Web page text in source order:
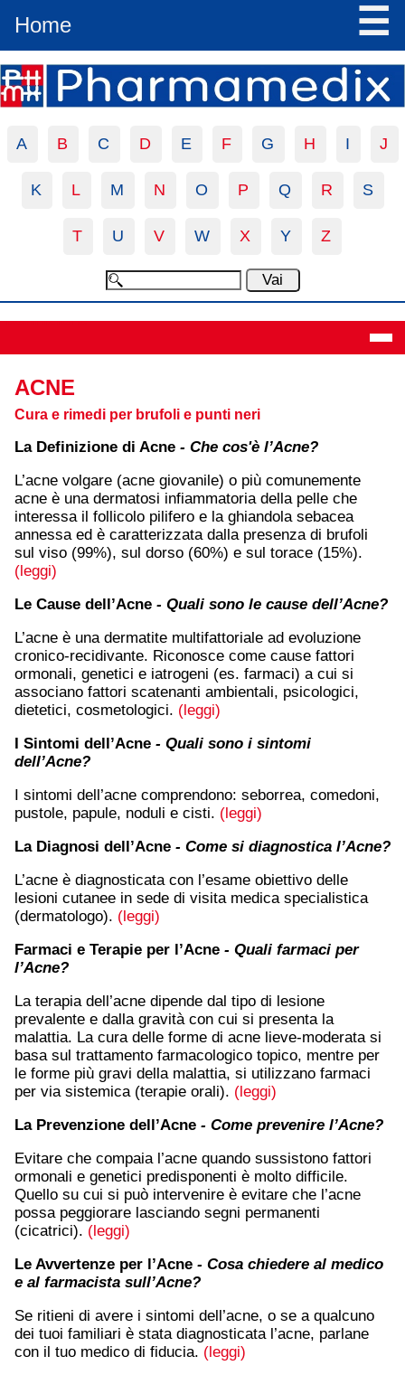
Home ☰
A B C D E F G H I J
K L M N O P Q R S
T U V W X Y Z
Definizione
ACNE
Cura e rimedi per brufoli e punti neri
La Definizione di Acne - Che cos'è l’Acne?
L’acne volgare (acne giovanile) o più comunemente
acne è una dermatosi infiammatoria della pelle che
interessa il follicolo pilifero e la ghiandola sebacea
annessa ed è caratterizzata dalla presenza di brufoli
sul viso (99%), sul dorso (60%) e sul torace (15%).
(leggi)
Le Cause dell’Acne - Quali sono le cause dell’Acne?
L’acne è una dermatite multifattoriale ad evoluzione
cronico-recidivante. Riconosce come cause fattori
ormonali, genetici e iatrogeni (es. farmaci) a cui si
associano fattori scatenanti ambientali, psicologici,
dietetici, cosmetologici. (leggi)
I Sintomi dell’Acne - Quali sono i sintomi
dell’Acne?
I sintomi dell’acne comprendono: seborrea, comedoni,
pustole, papule, noduli e cisti. (leggi)
La Diagnosi dell’Acne - Come si diagnostica l’Acne?
L’acne è diagnosticata con l’esame obiettivo delle
lesioni cutanee in sede di visita medica specialistica
(dermatologo). (leggi)
Farmaci e Terapie per l’Acne - Quali farmaci per
l’Acne?
La terapia dell’acne dipende dal tipo di lesione
prevalente e dalla gravità con cui si presenta la
malattia. La cura delle forme di acne lieve-moderata si
basa sul trattamento farmacologico topico, mentre per
le forme più gravi della malattia, si utilizzano farmaci
per via sistemica (terapie orali). (leggi)
La Prevenzione dell’Acne - Come prevenire l’Acne?
Evitare che compaia l’acne quando sussistono fattori
ormonali e genetici predisponenti è molto difficile.
Quello su cui si può intervenire è evitare che l’acne
possa peggiorare lasciando segni permanenti
(cicatrici). (leggi)
Le Avvertenze per l’Acne - Cosa chiedere al medico
e al farmacista sull’Acne?
Se ritieni di avere i sintomi dell’acne, o se a qualcuno
dei tuoi familiari è stata diagnosticata l’acne, parlane
con il tuo medico di fiducia. (leggi)